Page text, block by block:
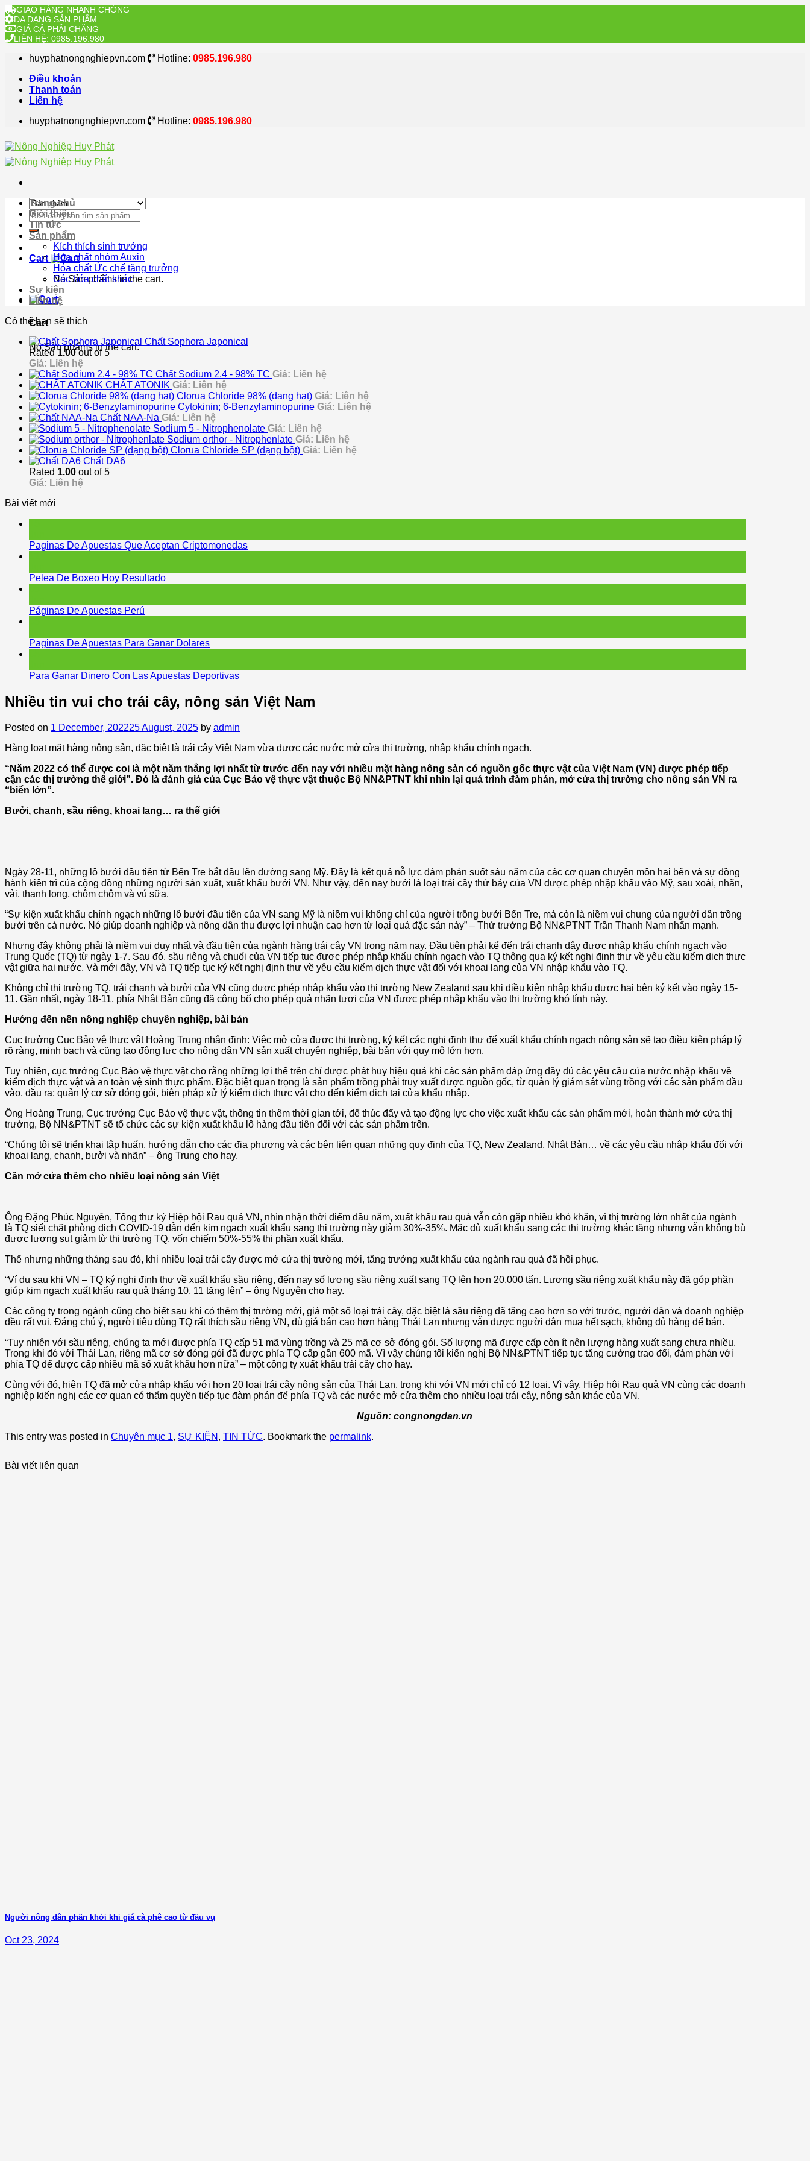
GIAO HÀNG NHANH CHÓNG
ĐA DẠNG SẢN PHẨM
GIÁ CẢ PHẢI CHĂNG
LIÊN HỆ: 0985.196.980
huyphatnongnghiepvn.com Hotline: 0985.196.980
Điều khoản
Thanh toán
Liên hệ
huyphatnongnghiepvn.com
Hotline: 0985.196.980
Search
for:
Cart
No Sản phẩms in the cart.
Cart
No Sản phẩms in the cart.
Trang chủ
Giới thiệu
Tin tức
Sản phẩm
Kích thích sinh trưởng
Hóa chất nhóm Auxin
Hóa chất Ức chế tăng trưởng
Các hóa chất khác
Sự kiện
Liên hệ
Có thể bạn sẽ thích
Chất Sophora Japonical
Rated1.00out of 5
Giá: Liên hệ
Chất Sodium 2.4 - 98% TC Giá: Liên hệ
CHẤT ATONIK Giá: Liên hệ
Clorua Chloride 98% (dạng hạt) Giá: Liên hệ
Cytokinin; 6-Benzylaminopurine Giá: Liên hệ
Chất NAA-Na Giá: Liên hệ
Sodium 5 - Nitrophenolate Giá: Liên hệ
Sodium orthor - Nitrophenlate Giá: Liên hệ
Clorua Chloride SP (dạng bột) Giá: Liên hệ
Chất DA6
Rated 1.00 out of 5
Giá: Liên hệ
Bài viết mới
Paginas De Apuestas Que Aceptan Criptomonedas
Pelea De Boxeo Hoy Resultado
Páginas De Apuestas Perú
Paginas De Apuestas Para Ganar Dolares
Para Ganar Dinero Con Las Apuestas Deportivas
Nhiều tin vui cho trái cây, nông sản Việt Nam
Posted on 1 December, 202225 August, 2025 by admin
Hàng loạt mặt hàng nông sản, đặc biệt là trái cây Việt Nam vừa được các nước mở cửa thị trường, nhập khẩu chính ngạch.
“Năm 2022 có thể được coi là một năm thắng lợi nhất từ trước đến nay với nhiều mặt hàng nông sản có nguồn gốc thực vật của Việt Nam (VN) được phép tiếp
cận các thị trường thế giới”. Đó là đánh giá của Cục Bảo vệ thực vật thuộc Bộ NN&PTNT khi nhìn lại quá trình đàm phán, mở cửa thị trường cho nông sản VN ra
“biển lớn”.
Bưởi, chanh, sầu riêng, khoai lang… ra thế giới
Ngày 28-11, những lô bưởi đầu tiên từ Bến Tre bắt đầu lên đường sang Mỹ. Đây là kết quả nỗ lực đàm phán suốt sáu năm của các cơ quan chuyên môn hai bên và sự đồng
hành kiên trì của cộng đồng những người sản xuất, xuất khẩu bưởi VN. Như vậy, đến nay bưởi là loại trái cây thứ bảy của VN được phép nhập khẩu vào Mỹ, sau xoài, nhãn,
vải, thanh long, chôm chôm và vú sữa.
“Sự kiện xuất khẩu chính ngạch những lô bưởi đầu tiên của VN sang Mỹ là niềm vui không chỉ của người trồng bưởi Bến Tre, mà còn là niềm vui chung của người dân trồng
bưởi trên cả nước. Nó giúp doanh nghiệp và nông dân thu được lợi nhuận cao hơn từ loại quả đặc sản này” – Thứ trưởng Bộ NN&PTNT Trần Thanh Nam nhấn mạnh.
Nhưng đây không phải là niềm vui duy nhất và đầu tiên của ngành hàng trái cây VN trong năm nay. Đầu tiên phải kể đến trái chanh dây được nhập khẩu chính ngạch vào
Trung Quốc (TQ) từ ngày 1-7. Sau đó, sầu riêng và chuối của VN tiếp tục được phép nhập khẩu chính ngạch vào TQ thông qua ký kết nghị định thư về yêu cầu kiểm dịch thực
vật giữa hai nước. Và mới đây, VN và TQ tiếp tục ký kết nghị định thư về yêu cầu kiểm dịch thực vật đối với khoai lang của VN nhập khẩu vào TQ.
Không chỉ thị trường TQ, trái chanh và bưởi của VN cũng được phép nhập khẩu vào thị trường New Zealand sau khi điều kiện nhập khẩu được hai bên ký kết vào ngày 15-
11. Gần nhất, ngày 18-11, phía Nhật Bản cũng đã công bố cho phép quả nhãn tươi của VN được phép nhập khẩu vào thị trường khó tính này.
Hướng đến nền nông nghiệp chuyên nghiệp, bài bản
Cục trưởng Cục Bảo vệ thực vật Hoàng Trung nhận định: Việc mở cửa được thị trường, ký kết các nghị định thư để xuất khẩu chính ngạch nông sản sẽ tạo điều kiện pháp lý
rõ ràng, minh bạch và cũng tạo động lực cho nông dân VN sản xuất chuyên nghiệp, bài bản với quy mô lớn hơn.
Tuy nhiên, cục trưởng Cục Bảo vệ thực vật cho rằng những lợi thế trên chỉ được phát huy hiệu quả khi các sản phẩm đáp ứng đầy đủ các yêu cầu của nước nhập khẩu về
kiểm dịch thực vật và an toàn vệ sinh thực phẩm. Đặc biệt quan trọng là sản phẩm trồng phải truy xuất được nguồn gốc, từ quản lý giám sát vùng trồng với các sản phẩm đầu
vào, đầu ra; quản lý cơ sở đóng gói, biện pháp xử lý kiểm dịch thực vật cho đến kiểm dịch tại cửa khẩu nhập.
Ông Hoàng Trung, Cục trưởng Cục Bảo vệ thực vật, thông tin thêm thời gian tới, để thúc đẩy và tạo động lực cho việc xuất khẩu các sản phẩm mới, hoàn thành mở cửa thị
trường, Bộ NN&PTNT sẽ tổ chức các sự kiện xuất khẩu lô hàng đầu tiên đối với các sản phẩm trên.
“Chúng tôi sẽ triển khai tập huấn, hướng dẫn cho các địa phương và các bên liên quan những quy định của TQ, New Zealand, Nhật Bản… về các yêu cầu nhập khẩu đối với
khoai lang, chanh, bưởi và nhãn” – ông Trung cho hay.
Cần mở cửa thêm cho nhiều loại nông sản Việt
Ông Đặng Phúc Nguyên, Tổng thư ký Hiệp hội Rau quả VN, nhìn nhận thời điểm đầu năm, xuất khẩu rau quả vẫn còn gặp nhiều khó khăn, vì thị trường lớn nhất của ngành
là TQ siết chặt phòng dịch COVID-19 dẫn đến kim ngạch xuất khẩu sang thị trường này giảm 30%-35%. Mặc dù xuất khẩu sang các thị trường khác tăng nhưng vẫn không bù
được lượng sụt giảm từ thị trường TQ, vốn chiếm 50%-55% thị phần xuất khẩu.
Thế nhưng những tháng sau đó, khi nhiều loại trái cây được mở cửa thị trường mới, tăng trưởng xuất khẩu của ngành rau quả đã hồi phục.
“Ví dụ sau khi VN – TQ ký nghị định thư về xuất khẩu sầu riêng, đến nay số lượng sầu riêng xuất sang TQ lên hơn 20.000 tấn. Lượng sầu riêng xuất khẩu này đã góp phần
giúp kim ngạch xuất khẩu rau quả tháng 10, 11 tăng lên” – ông Nguyên cho hay.
Các công ty trong ngành cũng cho biết sau khi có thêm thị trường mới, giá một số loại trái cây, đặc biệt là sầu riêng đã tăng cao hơn so với trước, người dân và doanh nghiệp
đều rất vui. Đáng chú ý, người tiêu dùng TQ rất thích sầu riêng VN, dù giá bán cao hơn hàng Thái Lan nhưng vẫn được người dân mua hết sạch, không đủ hàng để bán.
“Tuy nhiên với sầu riêng, chúng ta mới được phía TQ cấp 51 mã vùng trồng và 25 mã cơ sở đóng gói. Số lượng mã được cấp còn ít nên lượng hàng xuất sang chưa nhiều.
Trong khi đó với Thái Lan, riêng mã cơ sở đóng gói đã được phía TQ cấp gần 600 mã. Vì vậy chúng tôi kiến nghị Bộ NN&PTNT tiếp tục tăng cường trao đổi, đàm phán với
phía TQ để được cấp nhiều mã số xuất khẩu hơn nữa” – một công ty xuất khẩu trái cây cho hay.
Cùng với đó, hiện TQ đã mở cửa nhập khẩu với hơn 20 loại trái cây nông sản của Thái Lan, trong khi với VN mới chỉ có 12 loại. Vì vậy, Hiệp hội Rau quả VN cùng các doanh
nghiệp kiến nghị các cơ quan có thẩm quyền tiếp tục đàm phán để phía TQ và các nước mở cửa thêm cho nhiều loại trái cây, nông sản khác của VN.
Nguồn: congnongdan.vn
This entry was posted in Chuyên mục 1, SỰ KIỆN , TIN TỨC. Bookmark the permalink.
Bài viết liên quan
Người nông dân phấn khởi khi giá cà phê cao từ đầu vụ
Oct 23, 2024